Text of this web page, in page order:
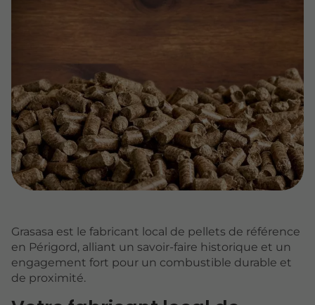
Grasasa est le fabricant local de pellets de référence
en Périgord, alliant un savoir-faire historique et un
engagement fort pour un combustible durable et
de proximité.